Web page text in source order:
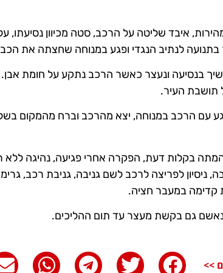
איבד שליטה על הרכב, סטה מכיוון
לנתיב הנגדי ופגע במנוחה שחצתה את
בנסיעה ונעצר כאשר הרכב נתקע על חומת
תושבת העיר.
עם הרכב במנוחה, יצא מהרכב וברח מהמקום
המתה בקלות דעת, הפקרה אחרי פגיעה, נהיגה ללא
ניסיון לפריצה לרכב לשם גניבה, גניבת רכב,
קדימה במעבר חציה.
גם בקשת מעצר עד תום ההליכים.
>>